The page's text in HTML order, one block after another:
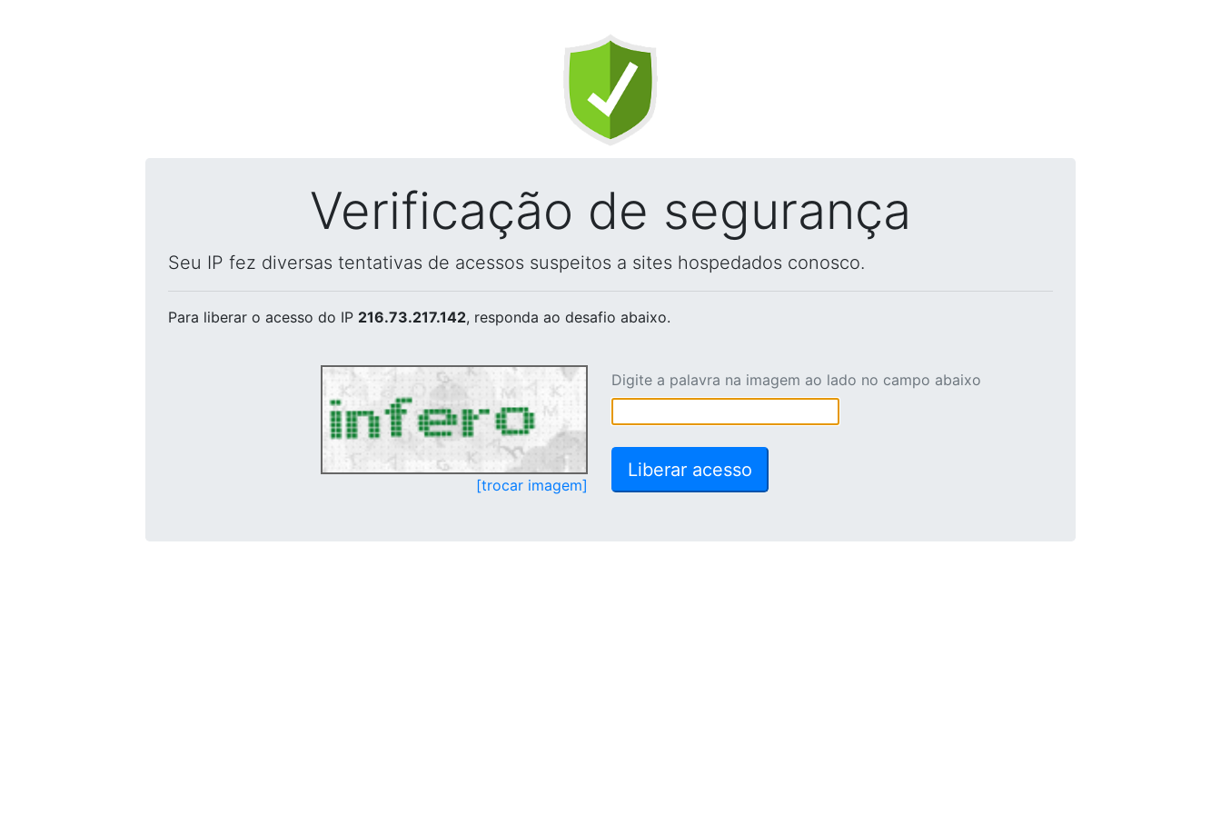
Verificação de segurança
Seu IP fez diversas tentativas de acessos suspeitos a sites hospedados conosco.
Para liberar o acesso do IP 216.73.217.142, responda ao desafio abaixo.
[trocar imagem]
Digite a palavra na imagem ao lado no campo abaixo